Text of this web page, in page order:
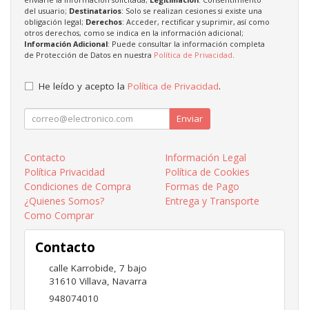
del usuario; Destinatarios: Solo se realizan cesiones si existe una
obligación legal; Derechos: Acceder, rectificar y suprimir, así como
otros derechos, como se indica en la información adicional;
Información Adicional: Puede consultar la información completa
de Protección de Datos en nuestra Política de Privacidad.
He leído y acepto la Política de Privacidad.
Enviar
Contacto
Información Legal
Política Privacidad
Política de Cookies
Condiciones de Compra
Formas de Pago
¿Quienes Somos?
Entrega y Transporte
Como Comprar
Contacto
calle Karrobide, 7 bajo
31610 Villava Navarra
948074010